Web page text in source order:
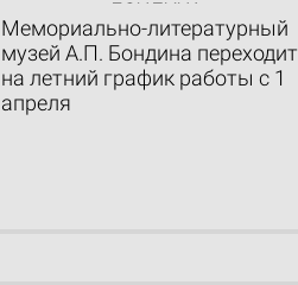
Мемориально-литературный
музей А.П. Бондина переходит
на летний график работы с 1
апреля